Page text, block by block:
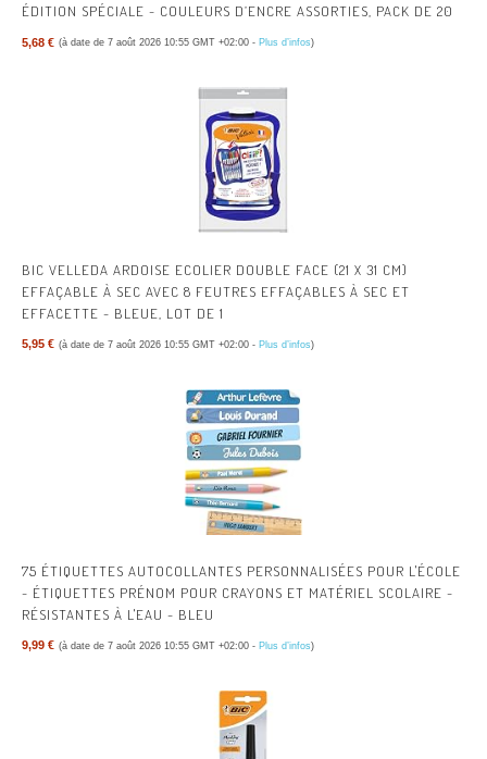
ÉDITION SPÉCIALE - COULEURS D’ENCRE ASSORTIES, PACK DE 20
5,68 € (à date de 7 août 2026 10:55 GMT +02:00 - Plus d’infos)
BIC VELLEDA ARDOISE ECOLIER DOUBLE FACE (21 X 31 CM)
EFFAÇABLE À SEC AVEC 8 FEUTRES EFFAÇABLES À SEC ET
EFFACETTE - BLEUE, LOT DE 1
5,95 € (à date de 7 août 2026 10:55 GMT +02:00 - Plus d’infos)
75 ÉTIQUETTES AUTOCOLLANTES PERSONNALISÉES POUR L'ÉCOLE
- ÉTIQUETTES PRÉNOM POUR CRAYONS ET MATÉRIEL SCOLAIRE -
RÉSISTANTES À L'EAU - BLEU
9,99 € (à date de 7 août 2026 10:55 GMT +02:00 - Plus d’infos)